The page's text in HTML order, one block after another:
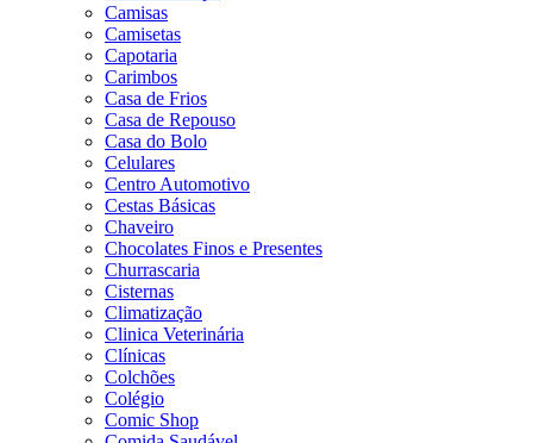
Camisas
Camisetas
Capotaria
Carimbos
Casa de Frios
Casa de Repouso
Casa do Bolo
Celulares
Centro Automotivo
Cestas Básicas
Chaveiro
Chocolates Finos e Presentes
Churrascaria
Cisternas
Climatização
Clinica Veterinária
Clínicas
Colchões
Colégio
Comic Shop